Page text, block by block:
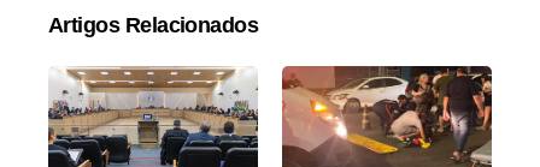
Artigos Relacionados